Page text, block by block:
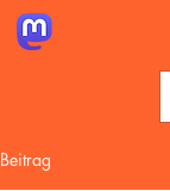
Beitrag